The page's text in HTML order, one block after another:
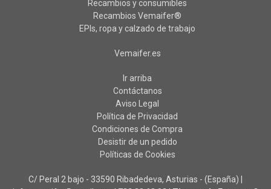
Recambios y consumibles
Recambios Vemaifer®
EPIs, ropa y calzado de trabajo
Vemaifer.es
Ir arriba
Contáctanos
Aviso Legal
Política de Privacidad
Condiciones de Compra
Desistir de un pedido
Políticas de Cookies
C/ Peral 2 bajo - 33590 Ribadedeva, Asturias - (España) |